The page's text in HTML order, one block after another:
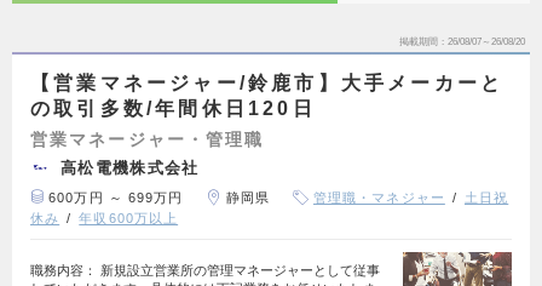
掲載期間 26/08/07～26/08/20
【営業マネージャー/鈴鹿市】大手メーカーと
の取引多数/年間休日120日
営業マネージャー・管理職
高松電機株式会社
600万円 ～ 699万円 静岡県 管理職・マネジャー
土日祝
休み
年収600万以上
職務内容： 新規設立営業所の管理マネージャーとして従事